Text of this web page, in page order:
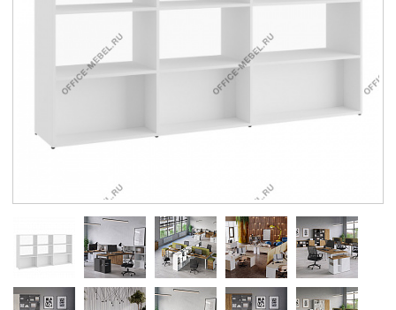
Контакты
Заказать обратный звонок